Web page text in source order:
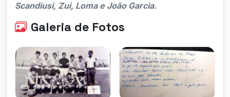
Scandiusi, Zui, Loma e João Garcia.
Galeria de Fotos